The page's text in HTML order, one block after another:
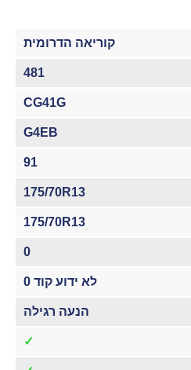
קוריאה הדרומית
481
CG41G
G4EB
91
175/70R13
175/70R13
0
לא ידוע קוד 0
הנעה רגילה
✓